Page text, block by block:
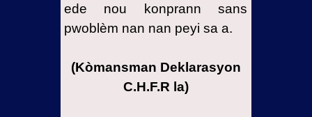
ede nou konprann sans
pwoblèm nan nan peyi sa a.
(Kòmansman Deklarasyon
C.H.F.R la)